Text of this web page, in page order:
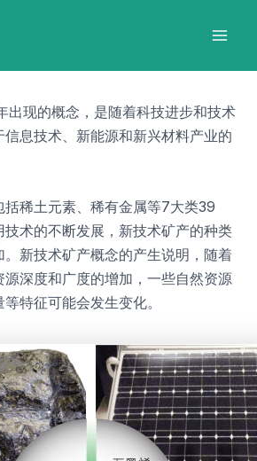
出现的概念，是随着科技进步和技术
息技术、新能源和新兴材料产业的
括稀土元素、稀有金属等7大类39
术的不断发展，新技术矿产的种类
新技术矿产概念的产生说明，随着
源深度和广度的增加，一些自然资源
特征可能会发生变化。